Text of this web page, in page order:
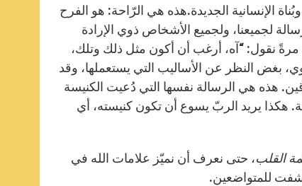
الإنسانية الجديدة.هذه هي الرّاحة: هو الفرح
لجميعنا، ولجميع الأشخاص ذوي الإرادة
نقول: “آه، أرغب أن أكون مثل ذلك وتلك،
بغض النظر عن الأساليب التي يستعملها، وقد
هذه هي الرسالة نفسها التي دُعيت الكنيسة
هكذا يريد الربّ يسوع أن تكون كنيسته، أي
القلب، حتى نعرف أن نميّز علامات الله في
للمتواضعين.